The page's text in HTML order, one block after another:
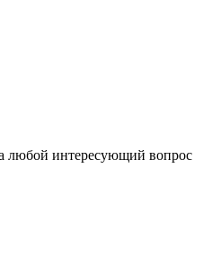
любой интересующий вопрос